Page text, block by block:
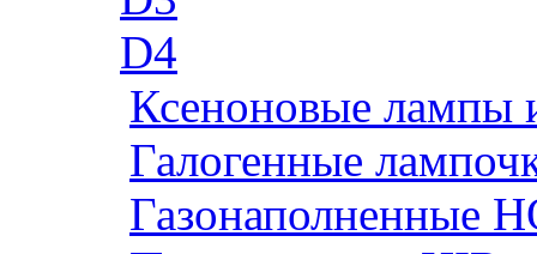
D4
Ксеноновые лампы
Галогенные
Газонаполненные